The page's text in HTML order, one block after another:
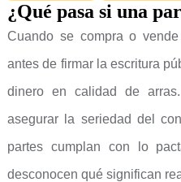
¿Qué pasa si una
Cuando se compra o
antes de firmar la escritura
dinero en calidad de
asegurar la seriedad del
partes cumplan con lo
desconocen qué significan